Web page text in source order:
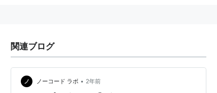
関連ブログ
ノーコード ラボ • 2年前